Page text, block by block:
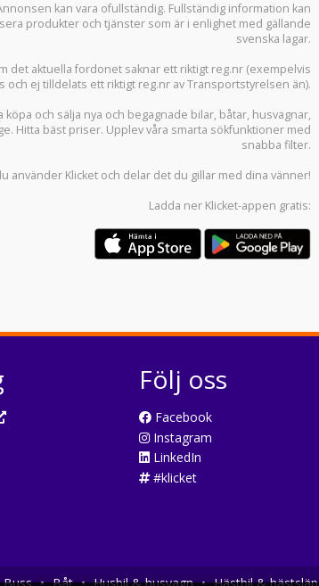
kan vara ofullständig. Fullständig information kan
produkter och tjänster som är i enlighet med gällande
svenska lagar.
det aktuella fordonet saknar ett riktigt reg.nr (exempelvis
ej tilldelats ett riktigt reg.nr av Transportstyrelsen än).
köpa och sälja nya och begagnade bilar, båtar, husvagnar,
Hitta bäst priser. Upplev våra smarta sökfunktioner med
snabba filter.
använder Klicket och delar det du gillar med dina vänner!
Ladda ner Klicket-appen gratis:
Följ oss
Facebook
Instagram
LinkedIn
#klicket